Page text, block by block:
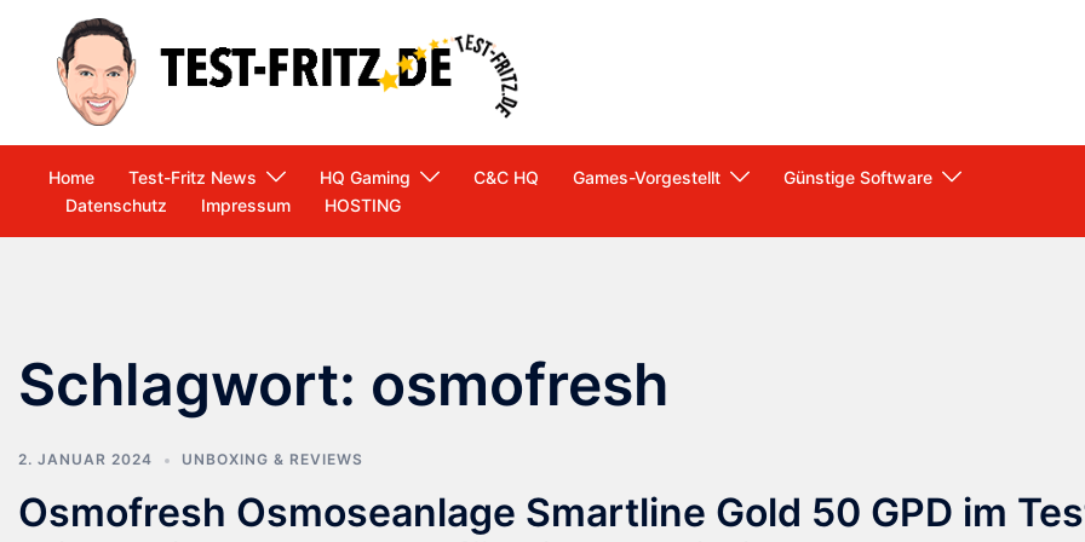
springen
Home Test-Fritz News HQ Gaming C&C HQ Games-Vorgestellt
Günstige Software
Datenschutz
Impressum HOSTING
Schlagwort: osmofresh
2. JANUAR 2024 UNBOXING & REVIEWS
Osmofresh Osmoseanlage Smartline Gold 50 GPD im